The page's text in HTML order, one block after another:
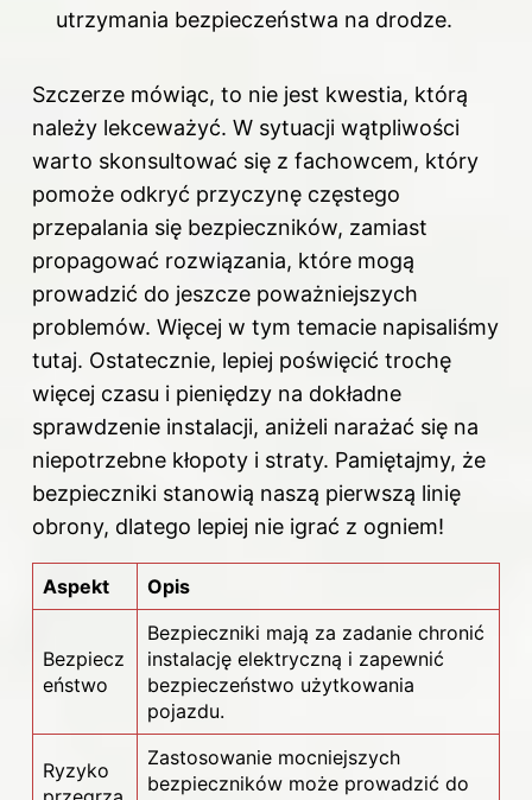
utrzymania bezpieczeństwa na drodze.
Szczerze mówiąc, to nie jest kwestia, którą
należy lekceważyć. W sytuacji wątpliwości
warto skonsultować się z fachowcem, który
pomoże odkryć przyczynę częstego
przepalania się bezpieczników, zamiast
propagować rozwiązania, które mogą
prowadzić do jeszcze poważniejszych
problemów. Więcej w tym temacie napisaliśmy
tutaj. Ostatecznie, lepiej poświęcić trochę
więcej czasu i pieniędzy na dokładne
sprawdzenie instalacji, aniżeli narażać się na
niepotrzebne kłopoty i straty. Pamiętajmy, że
bezpieczniki stanowią naszą pierwszą linię
obrony, dlatego lepiej nie igrać z ogniem!
Aspekt Opis
Bezpiecz
eństwo
Bezpieczniki mają za zadanie chronić
instalację elektryczną i zapewnić
bezpieczeństwo użytkowania
pojazdu.
Ryzyko
Zastosowanie mocniejszych
bezpieczników może prowadzić do